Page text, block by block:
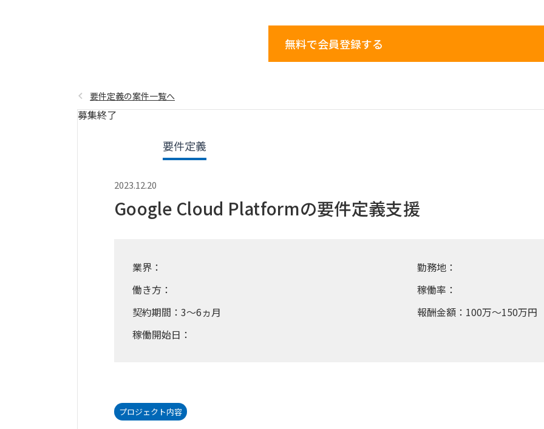
無料で会員登録する
要件定義の案件一覧へ
募集終了
要件定義
2023.12.20
Google Cloud Platformの要件定義支援
業界：
働き方：
契約期間：3～6ヵ月
稼働開始日：
勤務地：
稼働率：
報酬金額：100万～150万円
プロジェクト内容